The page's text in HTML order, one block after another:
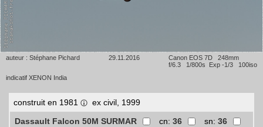
auteur : Stéphane Pichard 29.11.2016
Canon EOS 7D 248mm
f/6.3 1/800s Exp -1/3 100iso
indicatif XENON India
construit en 1981
ex civil, 1999
Dassault Falcon 50M SURMAR
cn: 36 sn: 36